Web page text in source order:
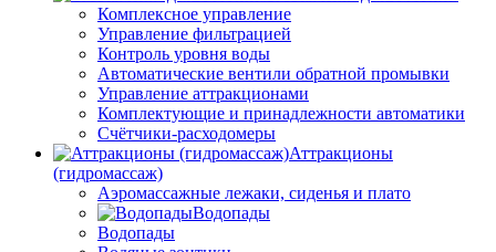
Комплексное управление
Управление фильтрацией
Контроль уровня воды
Автоматические вентили обратной промывки
Управление аттракционами
Комплектующие и принадлежности автоматики
Счётчики-расходомеры
Аттракционы
(гидромассаж)
Аэромассажные лежаки, сиденья и плато
Водопады
Водопады